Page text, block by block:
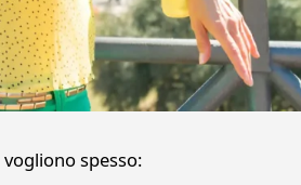
vogliono spesso: